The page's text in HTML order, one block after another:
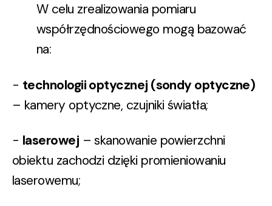
W celu zrealizowania pomiaru
współrzędnościowego mogą bazować
na:
- technologii optycznej (sondy optyczne)
– kamery optyczne, czujniki światła;
- laserowej – skanowanie powierzchni
obiektu zachodzi dzięki promieniowaniu
laserowemu;